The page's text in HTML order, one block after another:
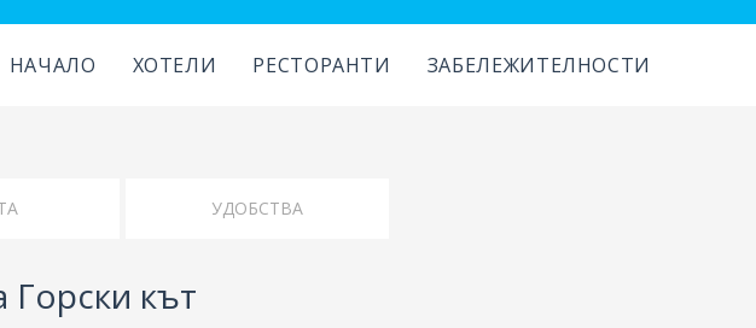
НАЧАЛО ХОТЕЛИ РЕСТОРАНТИ ЗАБЕЛЕЖИТЕЛНОСТИ
УДОБСТВА
кът